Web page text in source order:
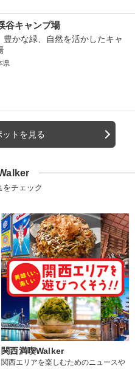
谷キャンプ場
豊かな緑、自然を活かしたキャ
県
トを見る
チェック
関西満喫Walker
関西エリアを楽しむためのニュースや